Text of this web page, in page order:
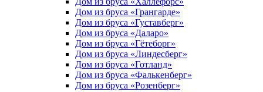
Дом из бруса «Грангарде»
Дом из бруса «Густавберг»
Дом из бруса «Даларо»
Дом из бруса «Гётеборг»
Дом из бруса «Линдесберг»
Дом из бруса «Готланд»
Дом из бруса «Фалькенберг»
Дом из бруса «Розенберг»